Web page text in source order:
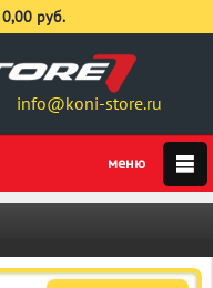
info@koni-store.ru
0,00 руб.